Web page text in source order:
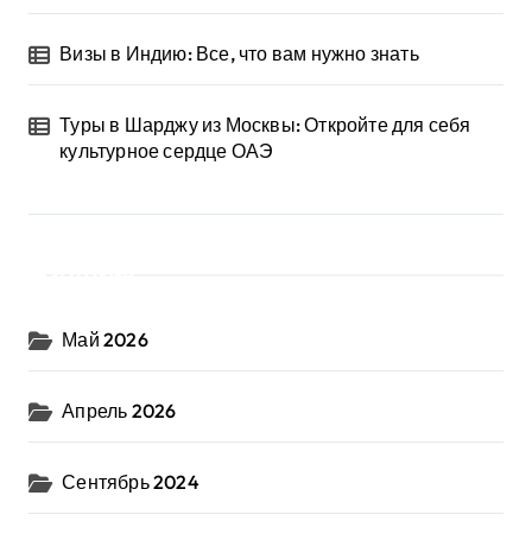
Визы в Индию: Все, что вам нужно знать
Туры в Шарджу из Москвы: Откройте для себя
культурное сердце ОАЭ
Май 2026
Апрель 2026
Сентябрь 2024